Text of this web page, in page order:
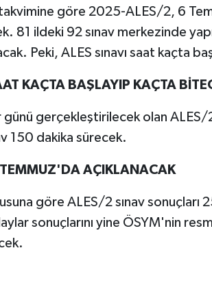
göre 2025-ALES/2, 6
81 ildeki 92 sınav merkezinde
Peki, ALES sınavı saat kaçta
KAÇTA BAŞLAYIP KAÇTA
günü gerçekleştirilecek olan ALES/
150 dakika sürecek.
AÇIKLANACAK
göre ALES/2 sınav sonuçları
sonuçlarını yine ÖSYM'nin